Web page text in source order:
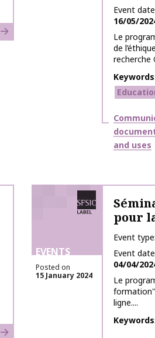
Learn more
Event
16/05/
Le
de
recherche
Keywords
Themes
and uses
Learn more
SFSIC labelled
EVENTS
Posted on
15 January 2024
pour
Event type
Event
04/04/
Le
ligne....
Keywords